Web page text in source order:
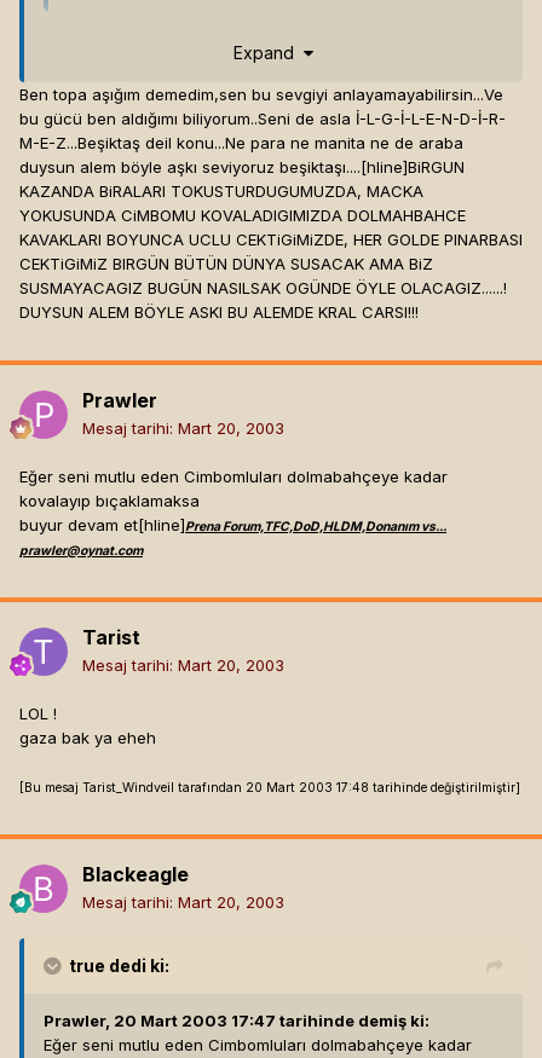
bi top (küre olanı.. futbol oynanıyo onunla hem de) seni bu
düşünüyosan psikolojik yardım almanı gerçekten ama
gerçekten şiddetle tavsiye ederim[hline]P eheey!
Expand
Ben topa aşığım demedim,sen bu sevgiyi anlayamayabilirsin...Ve
bu gücü ben aldığımı biliyorum..Seni de asla İ-L-G-İ-L-E-N-D-İ-R-
M-E-Z...Beşiktaş deil konu...Ne para ne manita ne de araba
duysun alem böyle aşkı seviyoruz beşiktaşı....[hline]BiRGUN
KAZANDA BiRALARI TOKUSTURDUGUMUZDA, MACKA
YOKUSUNDA CiMBOMU KOVALADIGIMIZDA DOLMAHBAHCE
KAVAKLARI BOYUNCA UCLU CEKTiGiMiZDE, HER GOLDE PINARBASI
CEKTiGiMiZ BIRGÜN BÜTÜN DÜNYA SUSACAK AMA BiZ
SUSMAYACAGIZ BUGÜN NASILSAK OGÜNDE ÖYLE OLACAGIZ......!
DUYSUN ALEM BÖYLE ASKI BU ALEMDE KRAL CARSI!!!
Prawler
Mesaj tarihi: Mart 20, 2003
Eğer seni mutlu eden Cimbomluları dolmabahçeye kadar
kovalayıp bıçaklamaksa
buyur devam et[hline]Prena Forum,TFC,DoD,HLDM,Donanım vs...
prawler@oynat.com
Tarist
Mesaj tarihi: Mart 20, 2003
LOL !
gaza bak ya eheh
[Bu mesaj Tarist_Windveil tarafından 20 Mart 2003 17:48 tarihinde değiştirilmiştir]
Blackeagle
Mesaj tarihi: Mart 20, 2003
true dedi ki:
Prawler, 20 Mart 2003 17:47 tarihinde demiş ki:
Eğer seni mutlu eden Cimbomluları dolmabahçeye kadar